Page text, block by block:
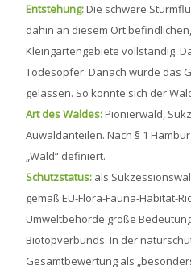
Entstehung:Die schwere
dahin an diesem Ort
Kleingartengebiete vollständig.
Todesopfer. Danach wurde das
gelassen. So konnte sich der
Art des Waldes:Pionierwald,
Auwaldanteilen. Nach § 1
„Wald“ definiert.
Schutzstatus: als
gemäß EU-Flora-Fauna-Habitat-
Umweltbehörde große
Biotopverbunds. In der
Gesamtbewertung als